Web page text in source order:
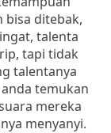
bisa ditebak,
talenta
tapi tidak
talentanya
temukan
mereka
menyanyi.